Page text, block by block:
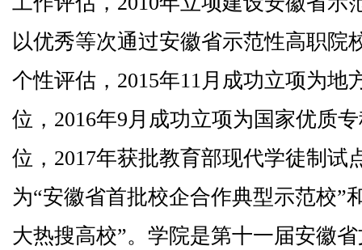
以优秀等次通过安徽省示范性高职院
个性评估，2015年11月成功立项为地
位，2016年9月成功立项为国家优质
位，2017年获批教育部现代学徒制试
为“安徽省首批校企合作典型示范校”
大热搜高校”。学院是第十一届安徽